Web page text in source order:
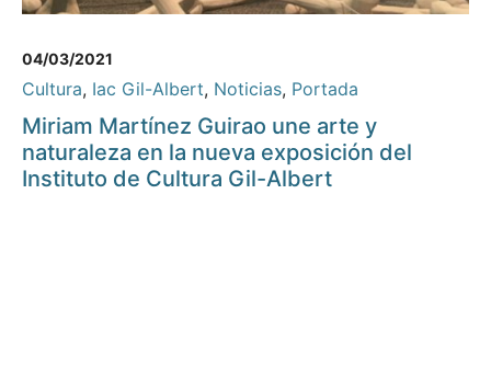
04/03/2021
Cultura, Iac Gil-Albert, Noticias, Portada
Miriam Martínez Guirao une arte y
naturaleza en la nueva exposición del
Instituto de Cultura Gil-Albert